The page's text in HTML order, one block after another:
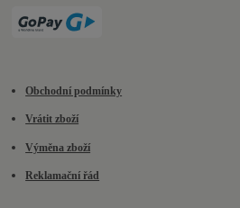
Obchodní podmínky
Vrátit zboží
Výměna zboží
Reklamační řád